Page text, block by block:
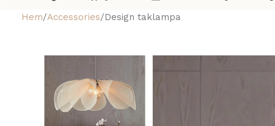
Hem Accessories Design taklampa